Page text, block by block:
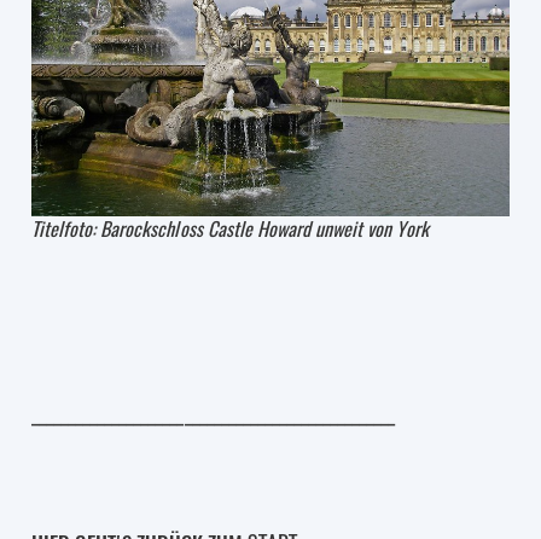
Titelfoto: Barockschloss Castle Howard unweit von York